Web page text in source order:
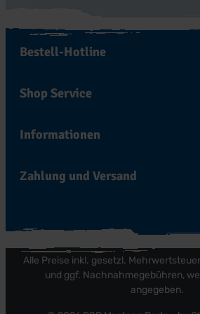
Bestell-Hotline
Shop Service
Informationen
Zahlung und Versand
Alle Preise inkl. gesetzl.
und ggf. Nachnahmegebühren,
angegeben.